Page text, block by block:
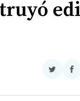
Twitter